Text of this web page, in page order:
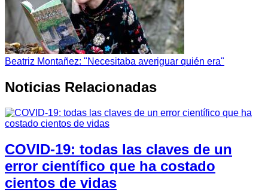
Beatriz Montañez: "Necesitaba averiguar quién era"
Noticias Relacionadas
COVID-19: todas las claves de un
error científico que ha costado
cientos de vidas